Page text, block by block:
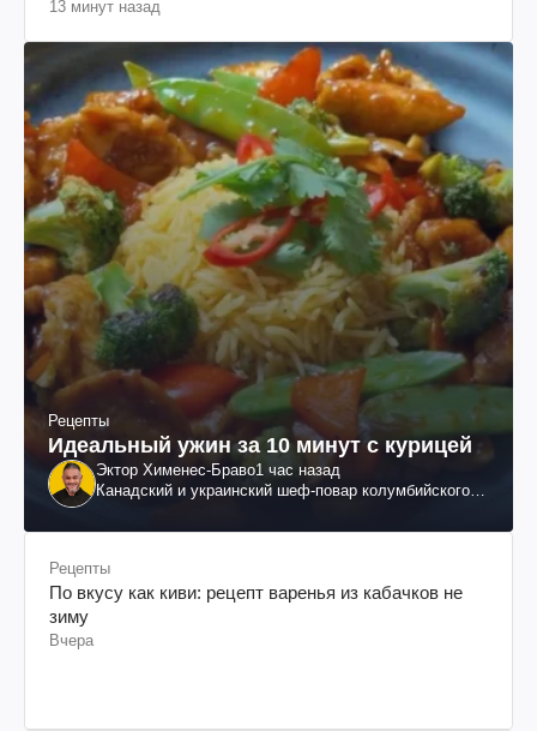
13 минут назад
Рецепты
Идеальный ужин за 10 минут с курицей
Эктор Хименес-Браво1 час назад
Канадский и украинский шеф-повар колумбийского
Рецепты
По вкусу как киви: рецепт варенья из кабачков не
зиму
Вчера